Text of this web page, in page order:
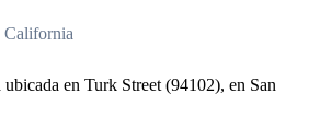
California
en Turk Street (94102), en San